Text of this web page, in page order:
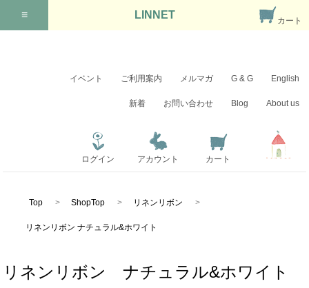
English
G & G
メルマガ
ご利用案内
イベント
About us
Blog
お問い合わせ
新着
ログイン アカウント カート
Top ShopTop リネンリボン
リネンリボン ナチュラル&ホワイト
リネンリボン ナチュラル&ホワイト
≡ LINNET カート